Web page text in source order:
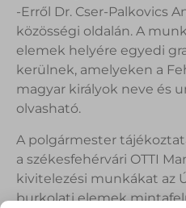
-Erről Dr. Cser-Palkovics
közösségi oldalán. A
elemek helyére egyedi
kerülnek, amelyeken a
magyar királyok neve és
olvasható.
A polgármester
a székesfehérvári OTTI
kivitelezési munkákat az
burkolati elemek